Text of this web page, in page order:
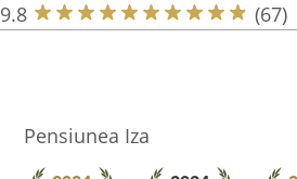
9.8 (67)
Pensiunea Iza